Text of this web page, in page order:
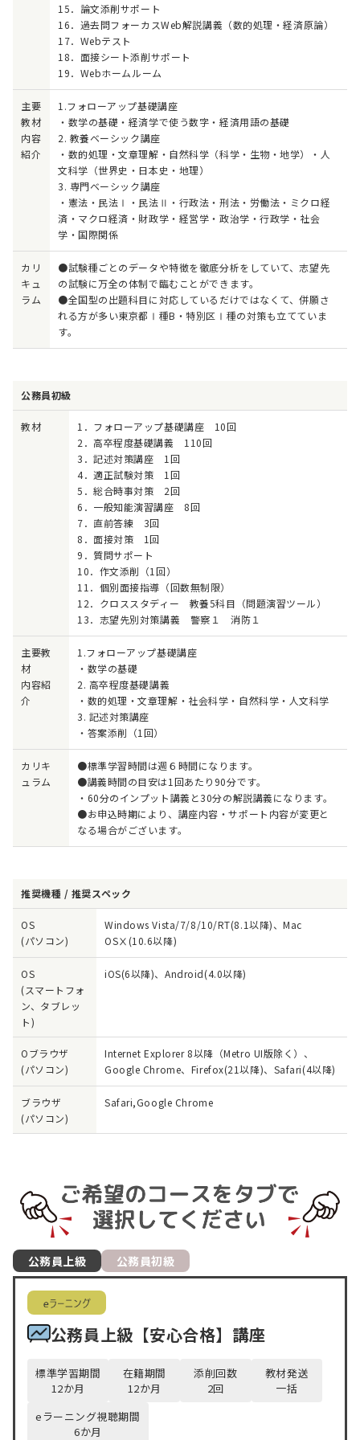
15．論文添削サポート
16．過去問フォーカスWeb解説講義（数的処理・経済原論）
17．Webテスト
18．面接シート添削サポート
19．Webホームルーム
主要
教材
内容
紹介
1.フォローアップ基礎講座
・数学の基礎・経済学で使う数字・経済用語の基礎
2. 教養ベーシック講座
・数的処理・文章理解・自然科学（科学・生物・地学）・人
文科学（世界史・日本史・地理）
3. 専門ベーシック講座
・憲法・民法Ⅰ・民法Ⅱ・行政法・刑法・労働法・ミクロ経
済・マクロ経済・財政学・経営学・政治学・行政学・社会
学・国際関係
カリ
キュ
ラム
●試験種ごとのデータや特徴を徹底分析をしていて、志望先
の試験に万全の体制で臨むことができます。
●全国型の出題科目に対応しているだけではなくて、併願さ
れる方が多い東京都Ⅰ種B・特別区Ⅰ種の対策も立てていま
す。
公務員初級
教材
1．フォローアップ基礎講座 10回
2．高卒程度基礎講義 110回
3．記述対策講座 1回
4．適正試験対策 1回
5．総合時事対策 2回
6．一般知能演習講座 8回
7．直前答練 3回
8．面接対策 1回
9．質問サポート
10．作文添削（1回）
11．個別面接指導（回数無制限）
12．クロススタディー 教養5科目（問題演習ツール）
13．志望先別対策講義 警察１ 消防１
主要教
材
内容紹
介
1.フォローアップ基礎講座
・数学の基礎
2. 高卒程度基礎講義
・数的処理・文章理解・社会科学・自然科学・人文科学
3. 記述対策講座
・答案添削（1回）
カリキ
ュラム
●標準学習時間は週６時間になります。
●講義時間の目安は1回あたり90分です。
・60分のインプット講義と30分の解説講義になります。
●お申込時期により、講座内容・サポート内容が変更と
なる場合がございます。
推奨機種 / 推奨スペック
OS
(パソコン)
Windows Vista/7/8/10/RT(8.1以降)、Mac
OSⅩ(10.6以降)
OS
(スマートフォ
ン、タブレッ
ト)
iOS(6以降)、Android(4.0以降)
Oブラウザ
(パソコン)
Internet Explorer 8以降（Metro UI版除く）、
Google Chrome、Firefox(21以降)、Safari(4以降)
ブラウザ
(パソコン)
Safari,Google Chrome
公務員上級 公務員初級
公務員上級【安心合格】講座
標準学習期間
12か月
在籍期間
12か月
添削回数
2回
教材発送
一括
eラーニング視聴期間
6か月